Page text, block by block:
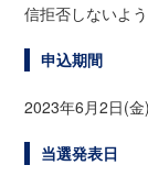
信拒否しないよ
申込期間
2023年6月2日(
当選発表日